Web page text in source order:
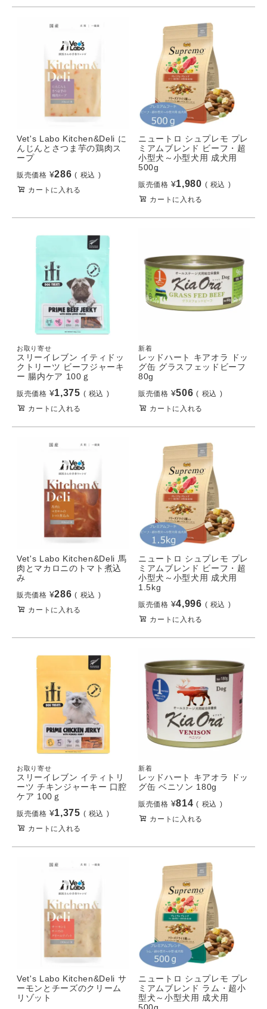
Vet's Labo Kitchen&Deli に
んじんとさつま芋の鶏肉ス
ープ
販売価格 ¥286
税込
カートに入れる
ニュートロ シュプレモ プレ
ミアムブレンド ビーフ・超
小型犬～小型犬用 成犬用
500g
販売価格 ¥1,980
税込
カートに入れる
お取り寄せ
スリーイレブン イティドッ
クトリーツ ビーフジャーキ
ー 腸内ケア 100ｇ
販売価格 ¥1,375
税込
カートに入れる
新着
レッドハート キアオラ ドッ
グ缶 グラスフェッドビーフ
80g
販売価格 ¥506
税込
カートに入れる
Vet's Labo Kitchen&Deli 馬
肉とマカロニのトマト煮込
み
販売価格 ¥286
税込
カートに入れる
ニュートロ シュプレモ プレ
ミアムブレンド ビーフ・超
小型犬～小型犬用 成犬用
1.5kg
販売価格 ¥4,996
税込
カートに入れる
お取り寄せ
スリーイレブン イティトリ
ーツ チキンジャーキー 口腔
ケア 100ｇ
販売価格 ¥1,375
税込
カートに入れる
新着
レッドハート キアオラ ドッ
グ缶 ベニソン 180g
販売価格 ¥814
税込
カートに入れる
Vet's Labo Kitchen&Deli サ
ーモンとチーズのクリーム
リゾット
ニュートロ シュプレモ プレ
ミアムブレンド ラム・超小
型犬～小型犬用 成犬用
500g